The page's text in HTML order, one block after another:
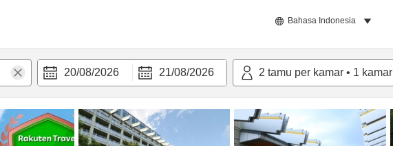
Bahasa Indonesia
20/08/2026 21/08/2026 2 tamu per kamar • 1 kamar